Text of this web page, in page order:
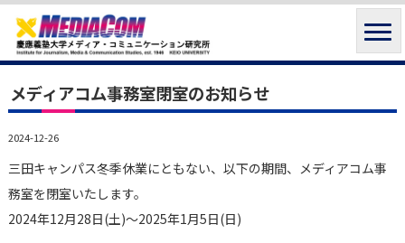
メディアコム事務室閉室のお知らせ
2024-12-26
三田キャンパス冬季休業にともない、以下の期間、メディアコム事
務室を閉室いたします。
2024年12月28日(土)～2025年1月5日(日)